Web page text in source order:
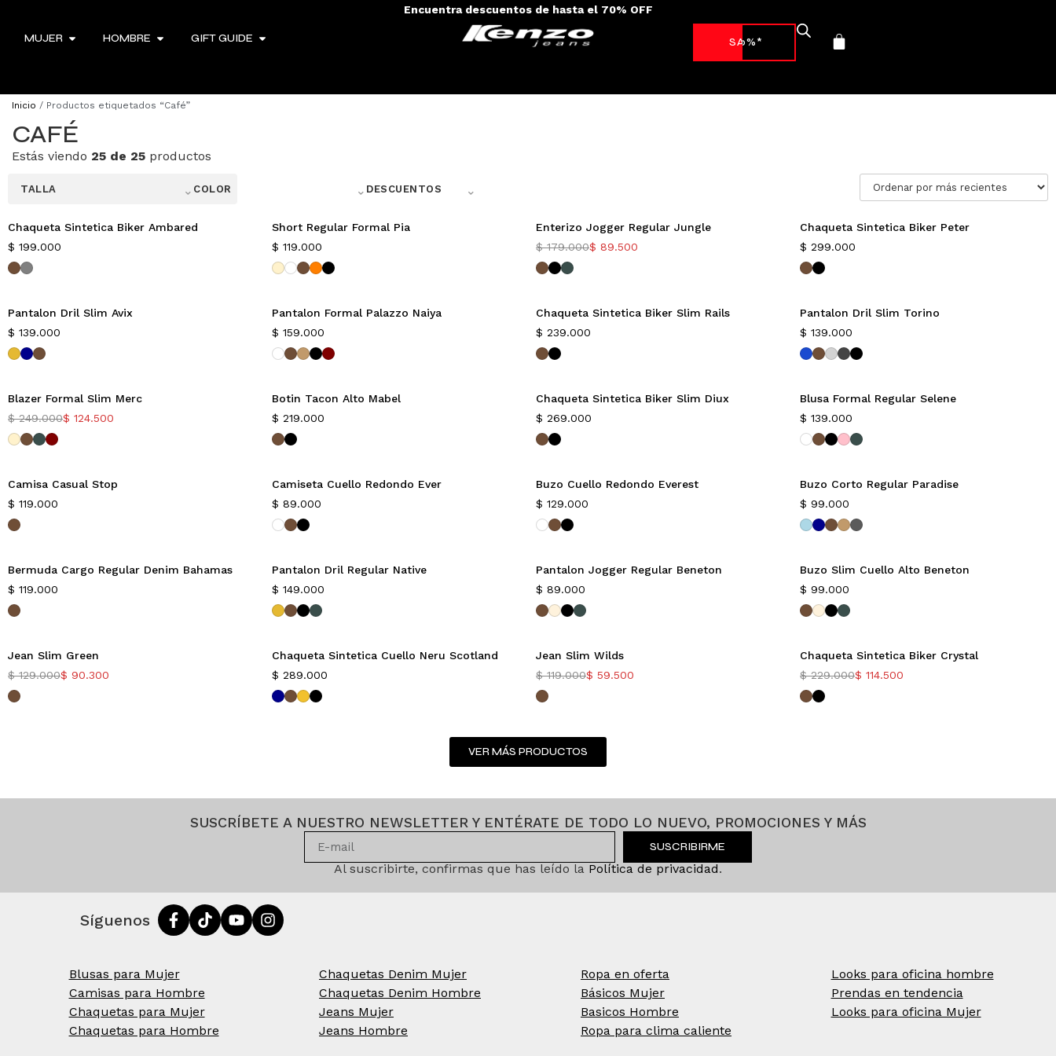
Encuentra descuentos de hasta el 70% OFF
MUJER HOMBRE GIFT GUIDE -70%*
Inicio / Productos etiquetados “Café”
CAFÉ
Estás viendo 25 de 25 productos
TALLA ⌃ COLOR ⌃ DESCUENTOS ⌃
Nuevo
Chaqueta Sintetica Biker Ambared
$ 199.000
Nuevo
Short Regular Formal Pia
$ 119.000
Nuevo
-50%
Enterizo Jogger Regular Jungle
$179.000$ 89.500
Nuevo
Chaqueta Sintetica Biker Peter
$ 299.000
Color nuevo
Pantalon Dril Slim Avix
$ 139.000
Nuevo
Pantalon Formal Palazzo Naiya
$ 159.000
Nuevo
Chaqueta Sintetica Biker Slim Rails
$ 239.000
Nuevo
Color nuevo
Pantalon Dril Slim Torino
$ 139.000
Nuevo
-50%
Blazer Formal Slim Merc
$249.000$ 124.500
Nuevo
Botin Tacon Alto Mabel
$ 219.000
Nuevo
Chaqueta Sintetica Biker Slim Diux
$ 269.000
Nuevo
Blusa Formal Regular Selene
$ 139.000
Nuevo
Camisa Casual Stop
$ 119.000
Camiseta Cuello Redondo Ever
$ 89.000
Buzo Cuello Redondo Everest
$ 129.000
Buzo Corto Regular Paradise
$ 99.000
Bermuda Cargo Regular Denim Bahamas
$ 119.000
Pantalon Dril Regular Native
$ 149.000
Pantalon Jogger Regular Beneton
$ 89.000
Buzo Slim Cuello Alto Beneton
$ 99.000
-30%
Jean Slim Green
$129.000$ 90.300
Chaqueta Sintetica Cuello Neru Scotland
$ 289.000
-50%
Jean Slim Wilds
$119.000$ 59.500
-50%
Chaqueta Sintetica Biker Crystal
$229.000$ 114.500
VER MÁS PRODUCTOS
SUSCRÍBETE A NUESTRO NEWSLETTER Y ENTÉRATE DE TODO LO NUEVO, PROMOCIONES Y MÁS
SUSCRIBIRME
Al suscribirte, confirmas que has leído la Política de privacidad.
Síguenos
Blusas para Mujer
Camisas para Hombre
Chaquetas para Mujer
Chaquetas para Hombre
Chaquetas Denim Mujer
Chaquetas Denim Hombre
Jeans Mujer
Jeans Hombre
Ropa en oferta
Básicos Mujer
Basicos Hombre
Ropa para clima caliente
Looks para oficina hombre
Prendas en tendencia
Looks para oficina Mujer